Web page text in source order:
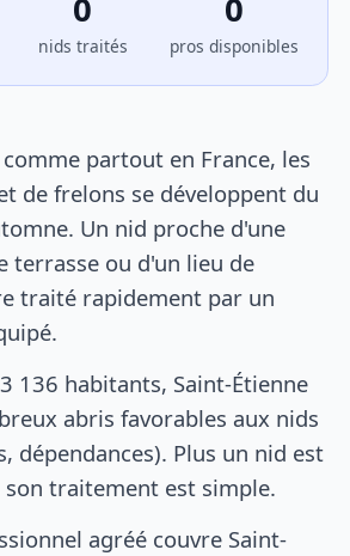
nids traités pros disponibles
partout en France, les
de frelons se développent du
Un nid proche d'une
terrasse ou d'un lieu de
traité rapidement par un
136 habitants, Saint-Étienne
abris favorables aux nids
dépendances). Plus un nid est
traitement est simple.
agréé couvre Saint-